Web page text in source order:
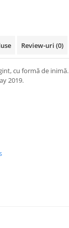
Review-uri (0)
cu formă de inimă.
2019.